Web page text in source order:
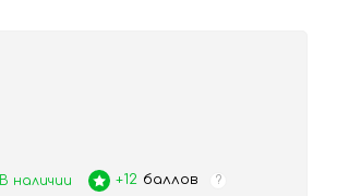
+12 баллов ?
В наличии